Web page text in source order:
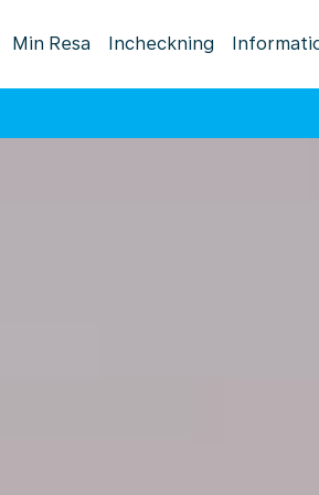
Min Resa Incheckning